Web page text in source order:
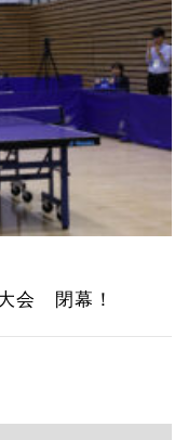
会 閉幕！